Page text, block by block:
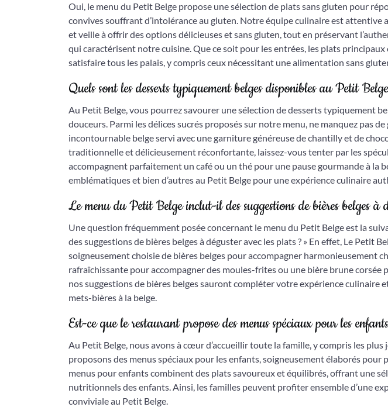
Oui, le menu du Petit Belge propose une sélection de plats sans gluten pour
convives souffrant d’intolérance au gluten. Notre équipe culinaire est attentive
et veille à offrir des options délicieuses et sans gluten, tout en préservant
qui caractérisent notre cuisine. Que ce soit pour les entrées, les plats
satisfaire tous les palais, y compris ceux nécessitant une alimentation sans
Quels sont les desserts typiquement belges disponibles au Petit
Au Petit Belge, vous pourrez savourer une sélection de desserts typiquement
douceurs. Parmi les délices sucrés proposés sur notre menu, ne manquez pas
incontournable belge servi avec une garniture généreuse de chantilly et de
traditionnelle et délicieusement réconfortante, laissez-vous tenter par les
accompagnent parfaitement un café ou un thé pour une pause gourmande à la
emblématiques et bien d’autres au Petit Belge pour une expérience culinaire
Le menu du Petit Belge inclut-il des suggestions de bières belges à
Une question fréquemment posée concernant le menu du Petit Belge est la
des suggestions de bières belges à déguster avec les plats ? » En effet, Le Petit
soigneusement choisie de bières belges pour accompagner harmonieusement
rafraîchissante pour accompagner des moules-frites ou une bière brune corsée
nos suggestions de bières belges sauront compléter votre expérience culinaire
mets-bières à la belge.
Est-ce que le restaurant propose des menus spéciaux pour les
Au Petit Belge, nous avons à cœur d’accueillir toute la famille, y compris les plus
proposons des menus spéciaux pour les enfants, soigneusement élaborés pour
menus pour enfants combinent des plats savoureux et équilibrés, offrant une
nutritionnels des enfants. Ainsi, les familles peuvent profiter ensemble d’une
conviviale au Petit Belge.